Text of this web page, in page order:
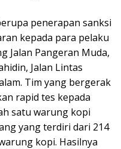
penerapan sanksi
kepada para pelaku
Jalan Pangeran Muda,
Jalan Lintas
Tim yang bergerak
rapid tes kepada
satu warung kopi
yang terdiri dari 214
kopi. Hasilnya